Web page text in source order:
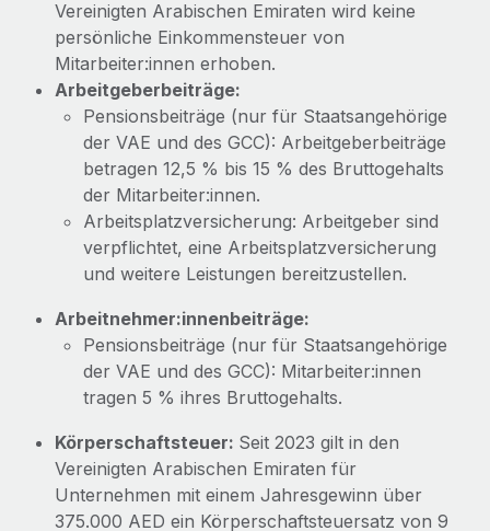
Vereinigten Arabischen Emiraten wird keine
persönliche Einkommensteuer von
Mitarbeiter:innen erhoben.
Arbeitgeberbeiträge:
Pensionsbeiträge (nur für Staatsangehörige
der VAE und des GCC): Arbeitgeberbeiträge
betragen 12,5 % bis 15 % des Bruttogehalts
der Mitarbeiter:innen.
Arbeitsplatzversicherung: Arbeitgeber sind
verpflichtet, eine Arbeitsplatzversicherung
und weitere Leistungen bereitzustellen.
Arbeitnehmer:innenbeiträge:
Pensionsbeiträge (nur für Staatsangehörige
der VAE und des GCC): Mitarbeiter:innen
tragen 5 % ihres Bruttogehalts.
Körperschaftsteuer: Seit 2023 gilt in den
Vereinigten Arabischen Emiraten für
Unternehmen mit einem Jahresgewinn über
375.000 AED ein Körperschaftsteuersatz von 9